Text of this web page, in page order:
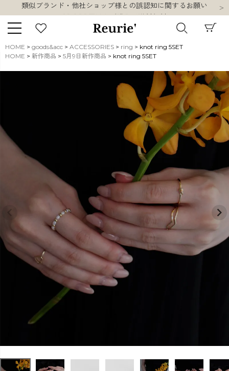
10,000円以上ご購入で送料無料
類似ブランド・他社ショップ様との誤認知に関するお願い
10,000円以上ご購入で送料無料
キーワード
SALE
ORIGINAL HIT ITEM
カラー
〜
HOME goods&acc ACCESSORIES ring
knot ring 5SET
HOME
新作商品 5月9日新作商品 knot ring 5SET